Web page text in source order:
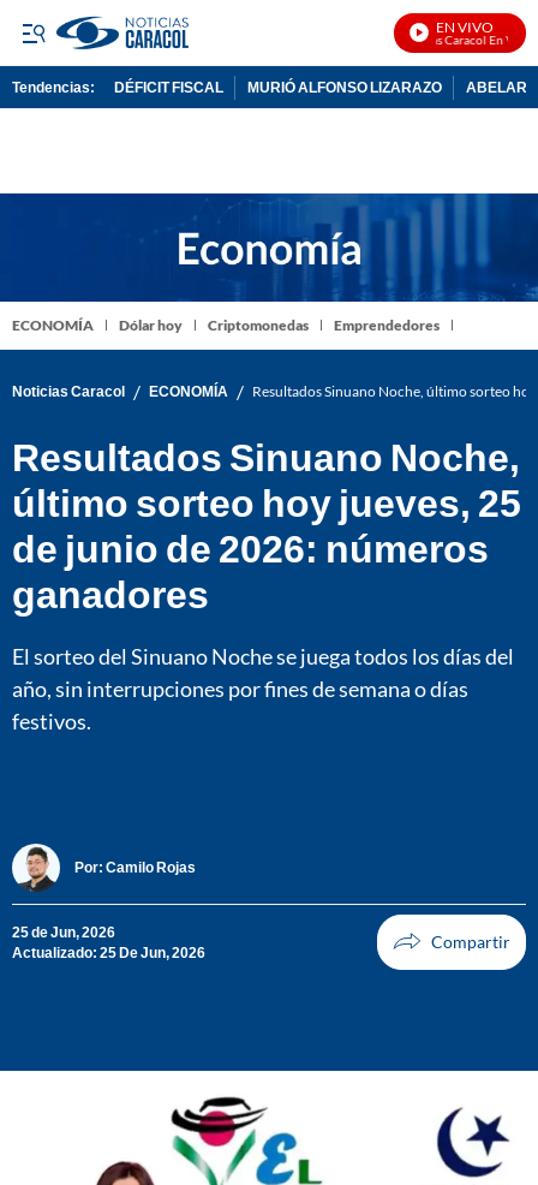
EN VIVO
Noticias Caracol En Vivo
Tendencias: DÉFICIT FISCAL MURIÓ ALFONSO LIZARAZO
ECONOMÍA Dólar hoy Criptomonedas Emprendedores
Noticias Caracol / ECONOMÍA / Resultados Sinuano Noche, último sorteo
Resultados Sinuano Noche,
último sorteo hoy jueves, 25
de junio de 2026: números
ganadores
El sorteo del Sinuano Noche se juega todos los días del
año, sin interrupciones por fines de semana o días
festivos.
Por: Camilo Rojas
25 de Jun, 2026
Actualizado: 25 De Jun, 2026